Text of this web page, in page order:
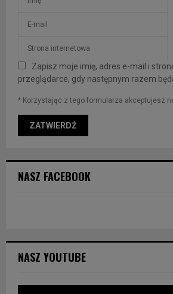
Zapisz moje imię, adres e-mail i
przeglądarce, gdy następnym razem
* Korzystając z tego formularza akceptujesz
NASZ FACEBOOK
NASZ YOUTUBE